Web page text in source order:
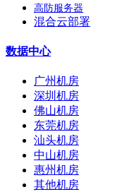
高防服务器
混合云部署
数据中心
广州机房
深圳机房
佛山机房
东莞机房
汕头机房
中山机房
惠州机房
其他机房